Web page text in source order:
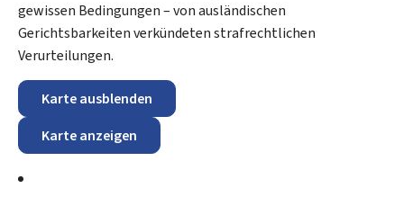
gewissen Bedingungen – von ausländischen
Gerichtsbarkeiten verkündeten strafrechtlichen
Verurteilungen.
Karte ausblenden
Karte anzeigen